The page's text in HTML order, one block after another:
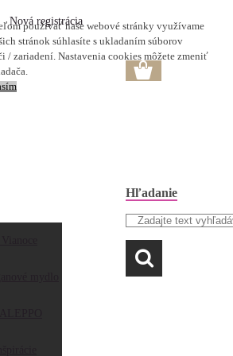
používať naše webové stránky využívame
stránok súhlasíte s ukladaním súborov
/ zariadení. Nastavenia cookies môžete zmeniť
Hľadanie
Nová registrácia